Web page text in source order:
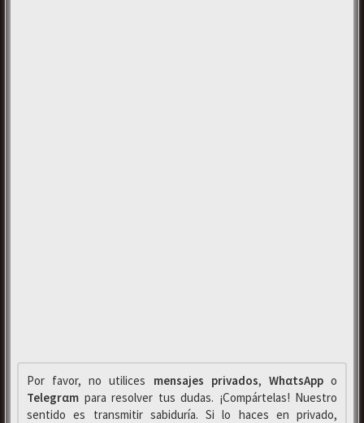
Por favor, no utilices mensajes privados, WhαtsAppo
Telegrαm para resolver tus dudas. ¡Compártelas! Nuestro
sentido es transmitir sabiduría. Si lo haces en privado,